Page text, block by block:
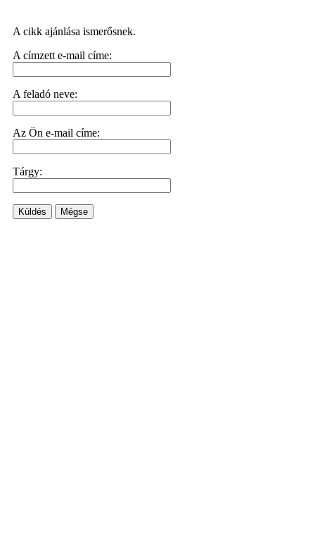
A cikk ajánlása ismerősnek.
A címzett e-mail címe:
A feladó neve:
Az Ön e-mail címe:
Tárgy:
Küldés Mégse